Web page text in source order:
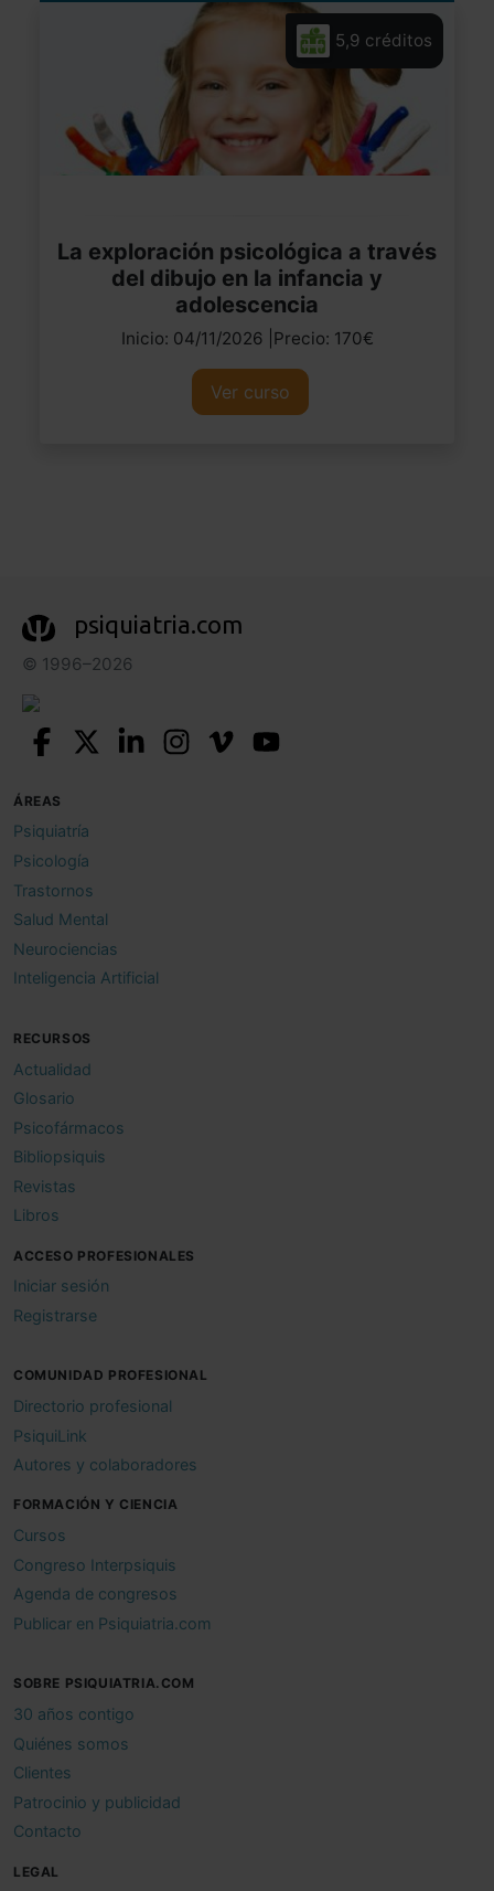
5,9 créditos
La exploración psicológica a través
del dibujo en la infancia y
adolescencia
Inicio: 04/11/2026 |Precio: 170€
Ver curso
psiquiatria.com
© 1996–2026
ÁREAS
Psiquiatría
Psicología
Trastornos
Salud Mental
Neurociencias
Inteligencia Artificial
RECURSOS
Actualidad
Glosario
Psicofármacos
Bibliopsiquis
Revistas
Libros
ACCESO PROFESIONALES
Iniciar sesión
Registrarse
COMUNIDAD PROFESIONAL
Directorio profesional
PsiquiLink
Autores y colaboradores
FORMACIÓN Y CIENCIA
Cursos
Congreso Interpsiquis
Agenda de congresos
Publicar en Psiquiatria.com
SOBRE PSIQUIATRIA.COM
30 años contigo
Quiénes somos
Clientes
Patrocinio y publicidad
Contacto
LEGAL